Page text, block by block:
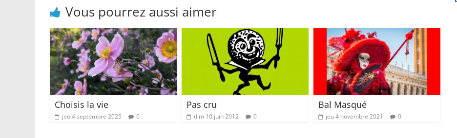
Vous pourrez aussi aimer
Choisis la vie
jeu 4 septembre 2025 0
Pas cru
dim 10 juin 2012 0
Bal Masqué
jeu 4 novembre 2021 0